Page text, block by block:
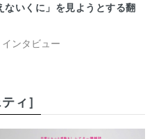
インタビュー
ないくに」を見ようとする翻
ィ］